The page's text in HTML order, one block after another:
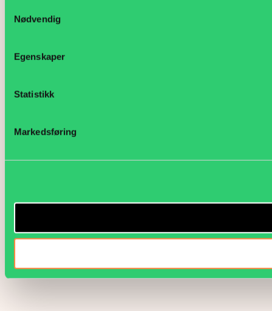
Nødvendig
Egenskaper
Statistikk
Markedsføring